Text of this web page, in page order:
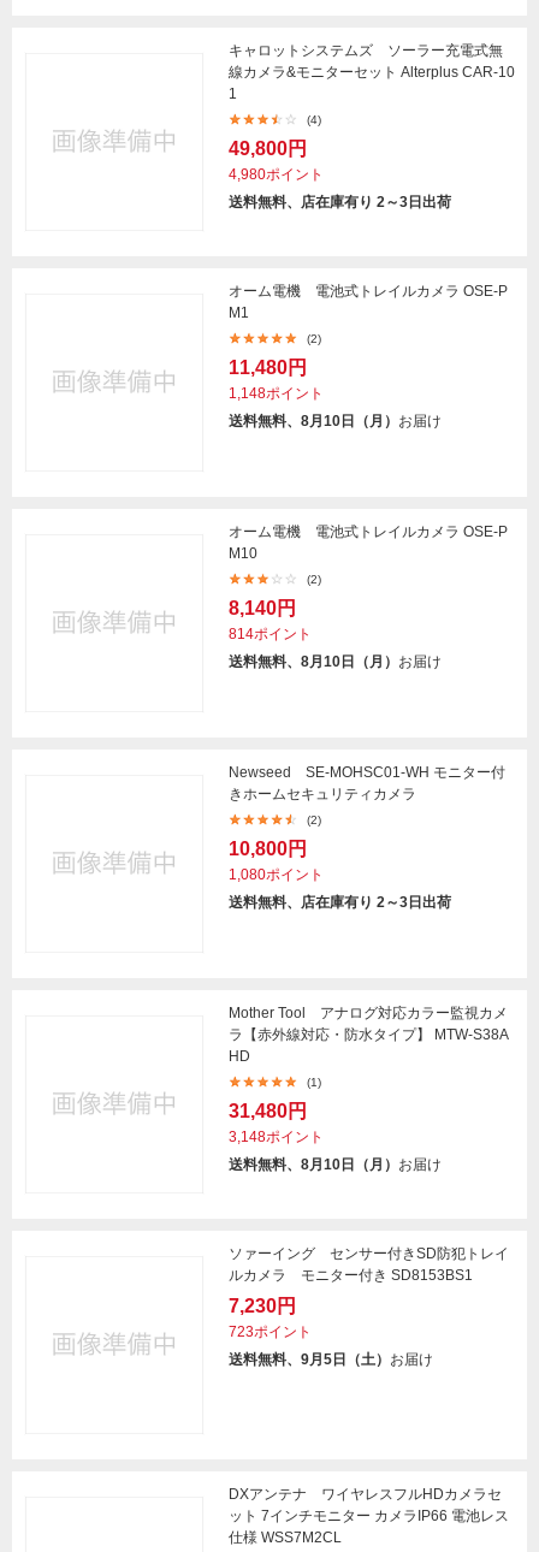
キャロットシステムズ ソーラー充電式無
線カメラ&モニターセット Alterplus CAR-10
1
(4)
49,800円
4,980ポイント
送料無料、店在庫有り 2～3日出荷
オーム電機 電池式トレイルカメラ OSE-P
M1
(2)
11,480円
1,148ポイント
送料無料、8月10日（月） お届け
オーム電機 電池式トレイルカメラ OSE-P
M10
(2)
8,140円
814ポイント
送料無料、8月10日（月） お届け
Newseed SE-MOHSC01-WH モニター付
きホームセキュリティカメラ
(2)
10,800円
1,080ポイント
送料無料、店在庫有り 2～3日出荷
Mother Tool アナログ対応カラー監視カメ
ラ【赤外線対応・防水タイプ】 MTW-S38A
HD
(1)
31,480円
3,148ポイント
送料無料、8月10日（月） お届け
ソァーイング センサー付きSD防犯トレイ
ルカメラ モニター付き SD8153BS1
7,230円
723ポイント
送料無料、9月5日（土） お届け
DXアンテナ ワイヤレスフルHDカメラセ
ット 7インチモニター カメラIP66 電池レス
仕様 WSS7M2CL